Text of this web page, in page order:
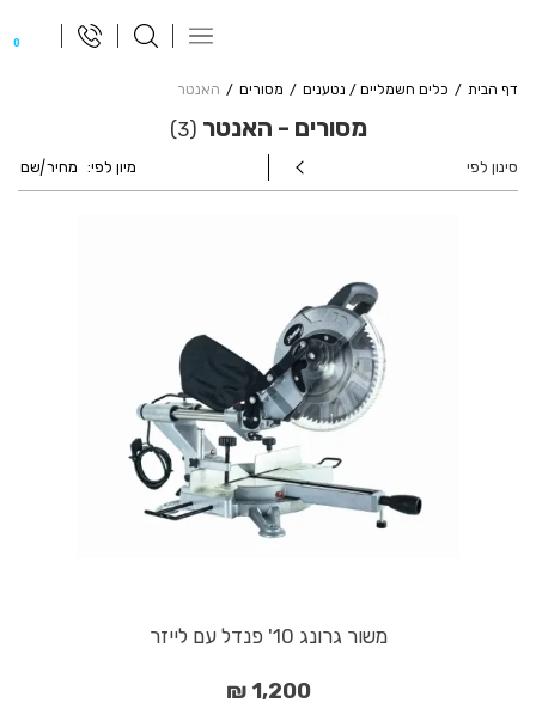
0
פתח
ניווט
דף הבית כלים חשמליים / נטענים מסורים האנטר
מסורים - האנטר 3
מיון לפי: מחיר|שם סינון לפי
משור גרונג 10' פנדל עם לייזר
1,200 ₪